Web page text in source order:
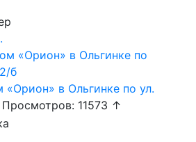
«Орион» в Ольгинке по ул.
Просмотров: 11573 ↑